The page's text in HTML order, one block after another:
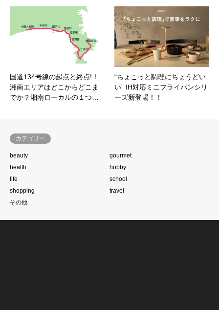
国道134号線の起点と終点!！
湘南エリアはどこからどこま
でか？湘南ローカルの１つ…
“ちょこっと調理にちょうどい
い” IH対応ミニフライパンシリ
ーズ新登場！！
カテゴリー
beauty
gourmet
health
hobby
life
school
shopping
travel
その他